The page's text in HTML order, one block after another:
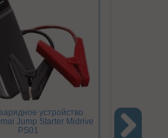
устройство
Jump Starter Midrive
PS01